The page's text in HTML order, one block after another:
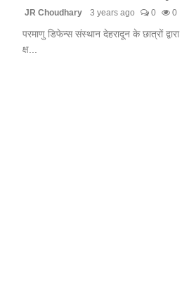
JR Choudhary 3 years ago 0 0
परमाणु डिफेन्स संस्थान देहरादून के छात्रों
क्ष...